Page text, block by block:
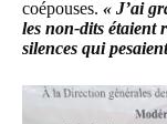
coépouses. « J’ai
les non-dits étaient
silences qui